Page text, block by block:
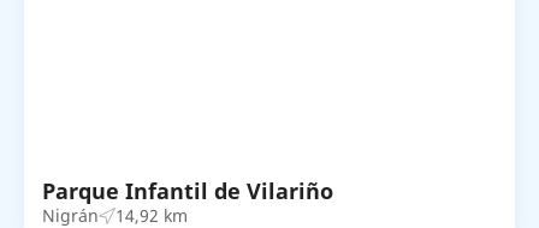
Parque Infantil de Vilariño
Nigrán 14,92 km